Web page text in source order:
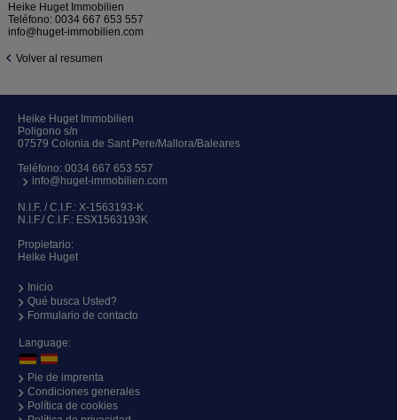
Heike Huget Immobilien
Teléfono: 0034 667 653 557
info@huget-immobilien.com
Volver al resumen
Heike Huget Immobilien
Poligono s/n
07579 Colonia de Sant Pere/Mallora/Baleares
Teléfono: 0034 667 653 557
info@huget-immobilien.com
N.I.F. / C.I.F.: X-1563193-K
N.I.F./ C.I.F.: ESX1563193K
Propietario:
Heike Huget
Inicio
Qué busca Usted?
Formulario de contacto
Language:
Pie de imprenta
Condiciones generales
Política de cookies